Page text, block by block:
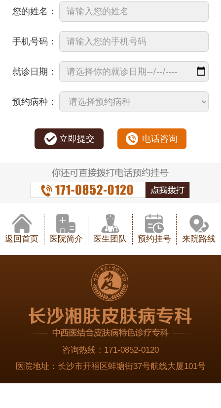
您的姓名：
手机号码：
就诊日期：
预约病种：
立即提交 电话咨询
返回首页 医院简介 医生团队 预约挂号 来院路线
咨询热线： 171-0852-0120
医院地址： 长沙市开福区蚌塘街37号航线大厦101号